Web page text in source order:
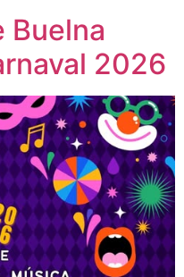
Buelna
2026